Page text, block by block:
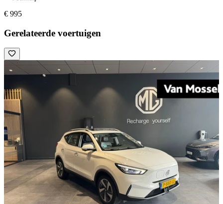
€ 995
Gerelateerde voertuigen